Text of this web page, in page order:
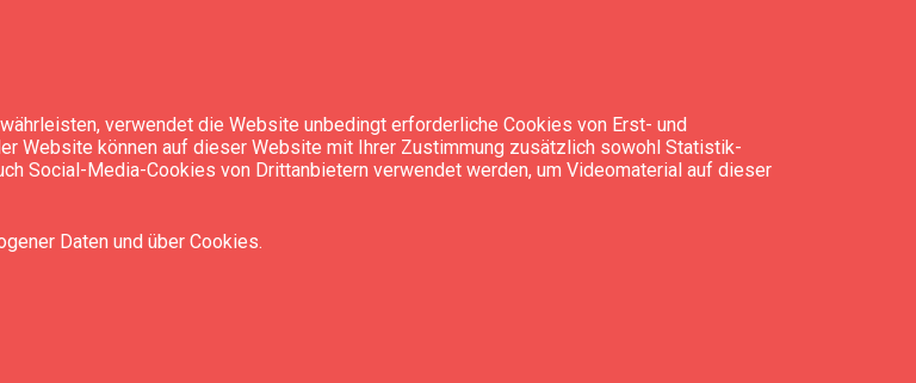
verwendet die Website unbedingt erforderliche Cookies von Erst- und
Website können auf dieser Website mit Ihrer Zustimmung zusätzlich sowohl Statistik-
Social-Media-Cookies von Drittanbietern verwendet werden, um Videomaterial auf dieser
Daten und über Cookies.